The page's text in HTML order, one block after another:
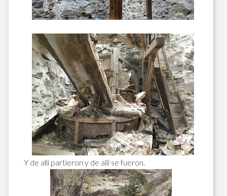
Y de allí partieron y de allí se fueron.